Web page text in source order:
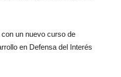
un nuevo curso de
en Defensa del Interés